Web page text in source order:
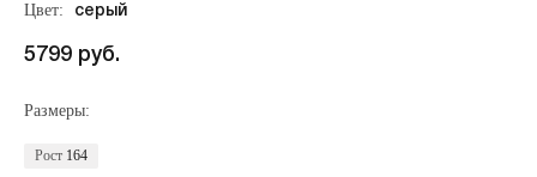
Цвет: серый
5799 руб.
Размеры:
Рост 164